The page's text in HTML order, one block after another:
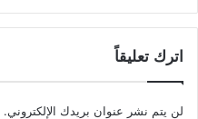
اترك تعليقاً
لن يتم نشر عنوان بريدك الإلكتروني.